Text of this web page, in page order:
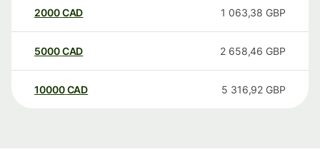
2000CAD 1 063,38 GBP
5000CAD 2 658,46 GBP
10000 CAD 5 316,92 GBP